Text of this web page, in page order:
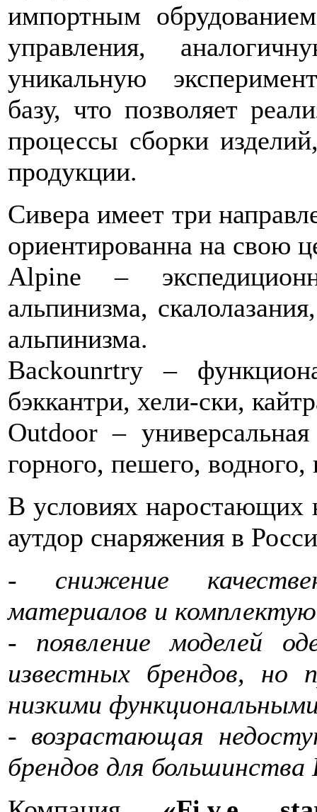
импортным
управления,
уникальную
базу, что позволяет
процессы сборки
продукции.
Сивера имеет три
ориентированна на свою
Alpine –
альпинизма,
альпинизма.
Backounrtry –
бэккантри, хели-ски,
Outdoor –
горного, пешего, водного,
В условиях наростающих
аутдор снаряжения в
- снижение
материалов и
- появление моделей
известных брендов, но
низкими
- возрастающая
брендов для